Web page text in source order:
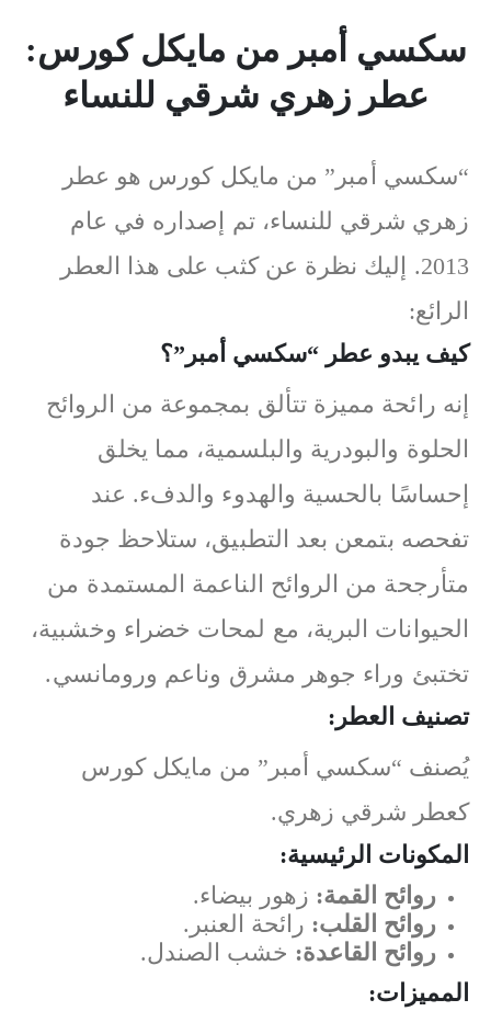
سكسي أمبر من مايكل كورس:
عطر زهري شرقي للنساء
“سكسي أمبر” من مايكل كورس هو عطر
زهري شرقي للنساء، تم إصداره في عام
2013. إليك نظرة عن كثب على هذا العطر
الرائع:
كيف يبدو عطر “سكسي أمبر”؟
إنه رائحة مميزة تتألق بمجموعة من الروائح
الحلوة والبودرية والبلسمية، مما يخلق
إحساسًا بالحسية والهدوء والدفء. عند
تفحصه بتمعن بعد التطبيق، ستلاحظ جودة
متأرجحة من الروائح الناعمة المستمدة من
الحيوانات البرية، مع لمحات خضراء وخشبية،
تختبئ وراء جوهر مشرق وناعم ورومانسي.
تصنيف العطر:
يُصنف “سكسي أمبر” من مايكل كورس
كعطر شرقي زهري.
المكونات الرئيسية:
روائح القمة: زهور بيضاء.
روائح القلب: رائحة العنبر.
روائح القاعدة: خشب الصندل.
المميزات: